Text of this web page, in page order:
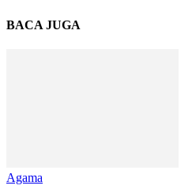
BACA JUGA
Agama